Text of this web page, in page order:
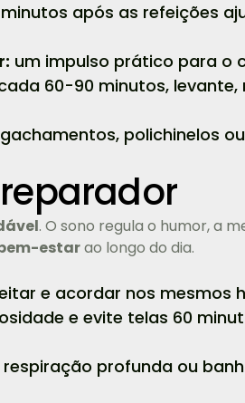
minutos após as refeições
um impulso prático para o
60-90 minutos,
polichinelos
. O sono regula o humor, a
estarao longo do dia.
e acordar nos mesmos
e evite telas 60
respiração profunda ou